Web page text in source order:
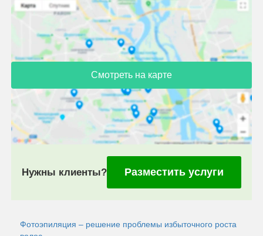
Смотреть на карте
Нужны клиенты? Разместить услуги
Фотоэпиляция – решение проблемы избыточного роста